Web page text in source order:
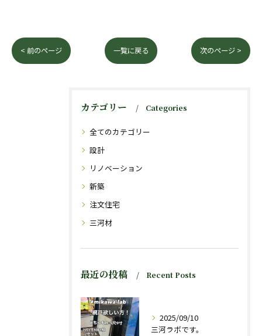
< 前のページ 一覧に戻る 次のページ >
カテゴリー Categories
全てのカテゴリー
設計
リノベーション
新築
注文住宅
三河材
最近の投稿 Recent Posts
2025/09/10
三河ラボです。